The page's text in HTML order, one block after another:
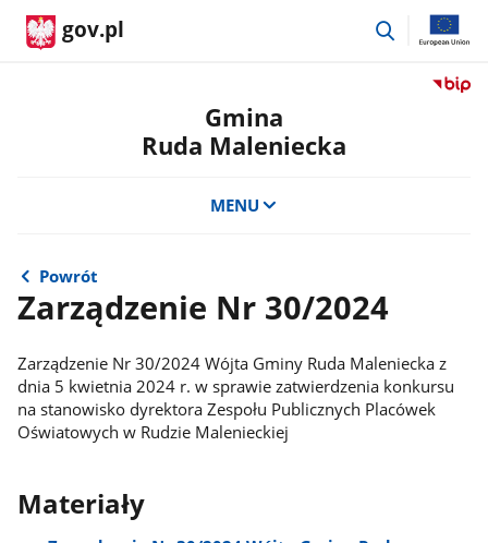
gov.pl
przejdź
Przejdź
Gmina
Ruda Maleniecka
MENU
Powrót
Zarządzenie Nr 30/2024
Zarządzenie Nr 30/2024 Wójta Gminy Ruda Maleniecka z
dnia 5 kwietnia 2024 r. w sprawie zatwierdzenia konkursu
na stanowisko dyrektora Zespołu Publicznych Placówek
Oświatowych w Rudzie Malenieckiej
Materiały